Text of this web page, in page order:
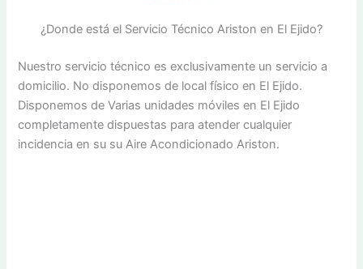
¿Donde está el Servicio Técnico Ariston en El Ejido?
Nuestro servicio técnico es exclusivamente un servicio a
domicilio. No disponemos de local físico en El Ejido.
Disponemos de Varias unidades móviles en El Ejido
completamente dispuestas para atender cualquier
incidencia en su su Aire Acondicionado Ariston.